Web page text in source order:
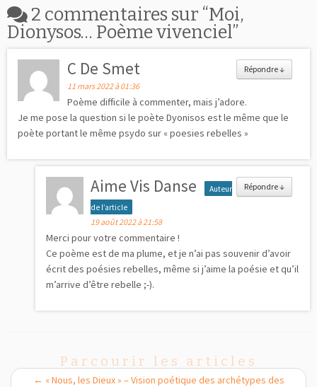
2 commentaires sur “Moi,
Dionysos… Poème vivenciel”
Répondre↓
C De Smet
11 mars 2022 à 01:36
Poème difficile à commenter, mais j’adore.
Je me pose la question si le poète Dyonisos est le même que le
poète portant le même psydo sur « poesies rebelles »
Répondre↓
Aime Vis Danse
Auteur
de l’article
19 août 2022 à 21:58
Merci pour votre commentaire !
Ce poème est de ma plume, et je n’ai pas souvenir d’avoir
écrit des poésies rebelles, même si j’aime la poésie et qu’il
m’arrive d’être rebelle ;-).
Parcourir les articles
← « Nous, les Dieux » – Vision poétique des archétypes des